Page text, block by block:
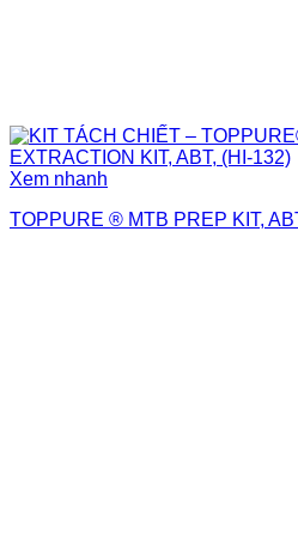
Xem nhanh
TOPPURE ® MTB PREP KIT,